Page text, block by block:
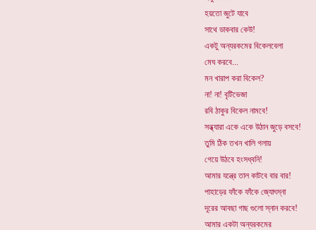
হয়তো জুটে যাবে
সাথে ডাকবার কেউ!
একটু অন্যরকমের বিকেলবেলা
মেঘ করবে...
মন খারাপ করা বিকেল?
না! না! বৃটিভেজা
রবি ঠাকুর বিকেল নামবে!
সন্ধ্যারা একে একে উঠান জুড়ে বসবে!
তুমি ঠিক তখন খালি গলায়
গেয়ে উঠবে হংসধ্বনি!
আমার যন্ত্রে তাল কাটবে বার বার!
পাহাড়ের ফাঁকে ফাঁকে জ্যোৎস্না
দূরের আবছা গাছ গুলো স্নান করবে!
আমার একটা অন্যরকমের